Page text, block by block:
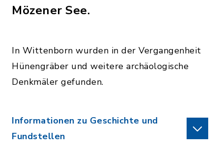
Mözener See.
In Wittenborn wurden in der Vergangenheit
Hünengräber und weitere archäologische
Denkmäler gefunden.
Informationen zu Geschichte und
Fundstellen